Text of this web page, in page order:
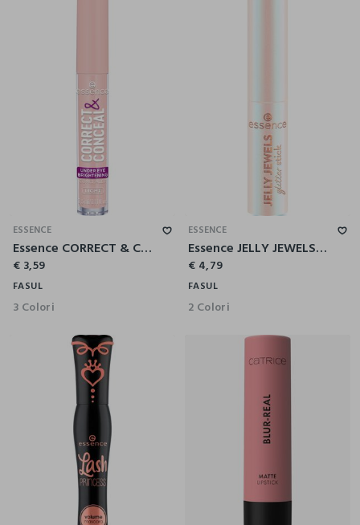
ESSENCE
Essence CORRECT & CONCEAL UNDER EYE correttore occhiaie 10
€ 3,59
FASUL
3 Colori
ESSENCE
Essence JELLY JEWELS glitter stick occhi & viso 03
€ 4,79
FASUL
2 Colori